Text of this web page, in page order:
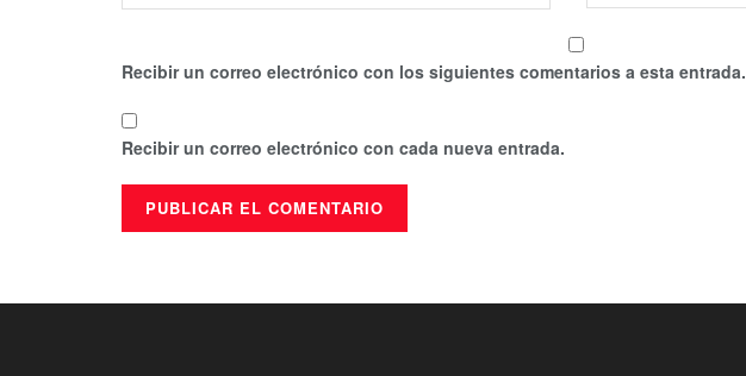
Recibir un correo electrónico con los siguientes comentarios a esta entrada.
Recibir un correo electrónico con cada nueva entrada.